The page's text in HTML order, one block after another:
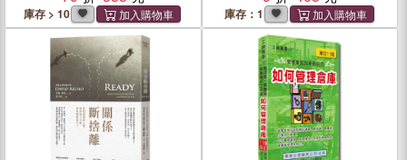
庫存 > 10 庫存：1